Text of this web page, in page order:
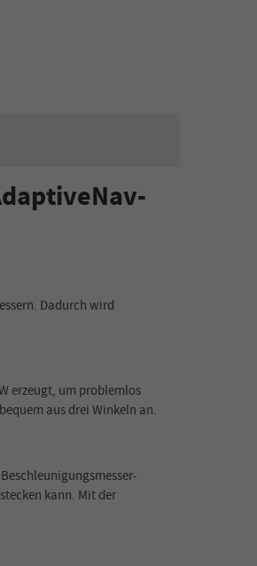
Dadurch wird
erzeugt, um problemlos
aus drei Winkeln an.
kann. Mit der